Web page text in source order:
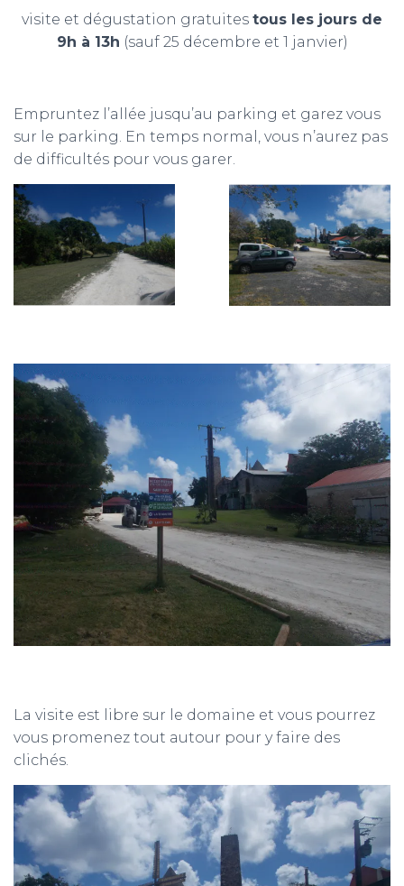
visite et dégustation gratuites tous les jours de
9h à 13h (sauf 25 décembre et 1 janvier)
Empruntez l’allée jusqu’au parking et garez vous
sur le parking. En temps normal, vous n’aurez pas
de difficultés pour vous garer.
La visite est libre sur le domaine et vous pourrez
vous promenez tout autour pour y faire des
clichés.